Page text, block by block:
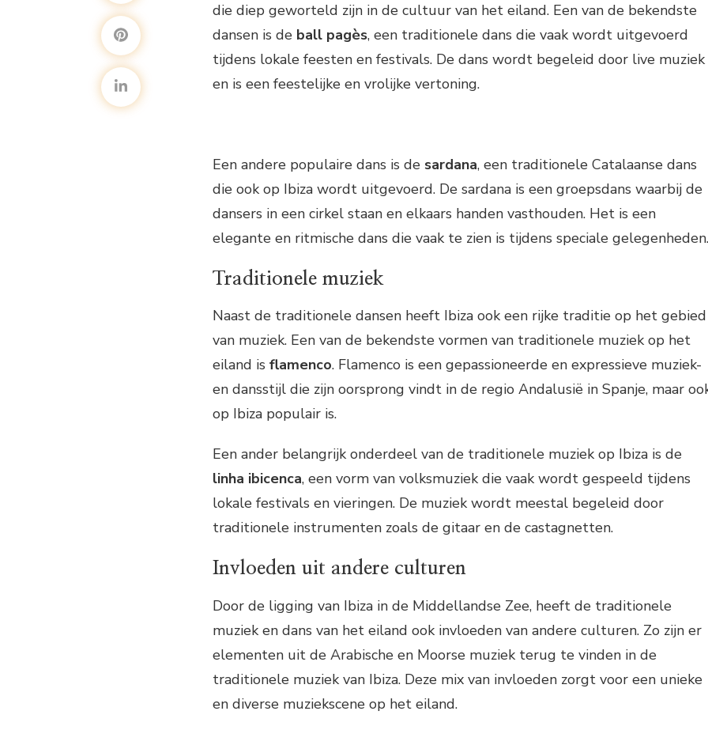
die diep geworteld zijn in de cultuur van het eiland. Een van de bekendste
dansen is de ball pagès, een traditionele dans die vaak wordt uitgevoerd
tijdens lokale feesten en festivals. De dans wordt begeleid door live muziek
en is een feestelijke en vrolijke vertoning.
Een andere populaire dans is de sardana, een traditionele Catalaanse dans
die ook op Ibiza wordt uitgevoerd. De sardana is een groepsdans waarbij de
dansers in een cirkel staan en elkaars handen vasthouden. Het is een
elegante en ritmische dans die vaak te zien is tijdens speciale gelegenheden.
Traditionele muziek
Naast de traditionele dansen heeft Ibiza ook een rijke traditie op het gebied
van muziek. Een van de bekendste vormen van traditionele muziek op het
eiland is flamenco. Flamenco is een gepassioneerde en expressieve muziek-
en dansstijl die zijn oorsprong vindt in de regio Andalusië in Spanje, maar
op Ibiza populair is.
Een ander belangrijk onderdeel van de traditionele muziek op Ibiza is de
linha ibicenca, een vorm van volksmuziek die vaak wordt gespeeld tijdens
lokale festivals en vieringen. De muziek wordt meestal begeleid door
traditionele instrumenten zoals de gitaar en de castagnetten.
Invloeden uit andere culturen
Door de ligging van Ibiza in de Middellandse Zee, heeft de traditionele
muziek en dans van het eiland ook invloeden van andere culturen. Zo zijn er
elementen uit de Arabische en Moorse muziek terug te vinden in de
traditionele muziek van Ibiza. Deze mix van invloeden zorgt voor een unieke
en diverse muziekscene op het eiland.